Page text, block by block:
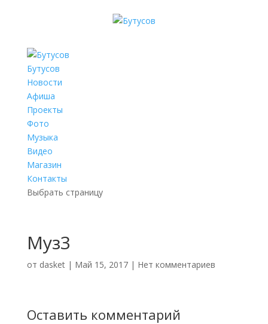
Бутусов
Новости
Афиша
Проекты
Фото
Музыка
Видео
Магазин
Контакты
Выбрать страницу
Муз3
от dasket| Май 15, 2017| Нет комментариев
Оставить комментарий